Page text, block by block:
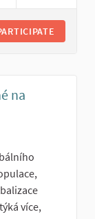
na
více,